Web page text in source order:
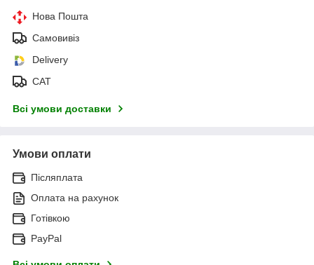
Нова Пошта
Самовивіз
Delivery
САТ
Всі умови доставки
Умови оплати
Післяплата
Оплата на рахунок
Готівкою
PayPal